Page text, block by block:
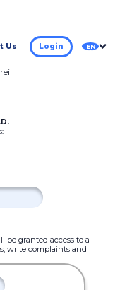
Us Login EN
be granted access to a
write complaints and